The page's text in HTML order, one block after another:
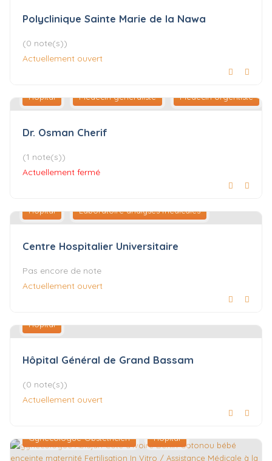
Polyclinique Sainte Marie de la Nawa
(0 note(s))
Actuellement ouvert
Hôpital Médecin généraliste Médecin Urgentiste
Dr. Osman Cherif
(1 note(s))
Actuellement fermé
Hôpital Laboratoire analyses médicales
Centre Hospitalier Universitaire
Pas encore de note
Actuellement ouvert
Hôpital
Hôpital Général de Grand Bassam
(0 note(s))
Actuellement ouvert
Gynécologue-Obstétricien Hôpital